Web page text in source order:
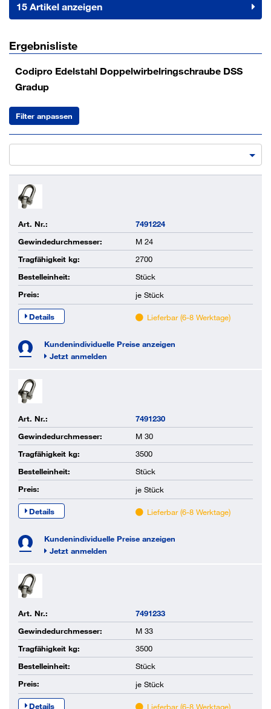
15 Artikel anzeigen
Ergebnisliste
Codipro Edelstahl Doppelwirbelringschraube DSS
Gradup
Filter anpassen
Art. Nr.:
7491224
Gewindedurchmesser:
M 24
Tragfähigkeit kg:
2700
Bestelleinheit:
Stück
Preis:
je Stück
Details Lieferbar (6-8 Werktage)
Kundenindividuelle Preise anzeigen
Jetzt anmelden
Art. Nr.:
7491230
Gewindedurchmesser:
M 30
Tragfähigkeit kg:
3500
Bestelleinheit:
Stück
Preis:
je Stück
Details Lieferbar (6-8 Werktage)
Kundenindividuelle Preise anzeigen
Jetzt anmelden
Art. Nr.:
7491233
Gewindedurchmesser:
M 33
Tragfähigkeit kg:
3500
Bestelleinheit:
Stück
Preis:
je Stück
Details Lieferbar (6-8 Werktage)